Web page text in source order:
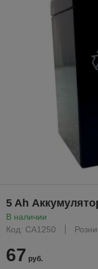
5 Ah
В наличии
Код: CA1250
67 руб.